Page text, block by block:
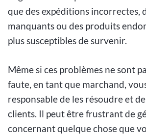
que des expéditions incorrectes,
manquants ou des produits
plus susceptibles de survenir.
Même si ces problèmes ne sont
faute, en tant que marchand,
responsable de les résoudre et
clients. Il peut être frustrant de
concernant quelque chose que